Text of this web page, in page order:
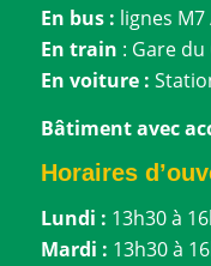
En bus : lignes M7
En train : Gare
En voiture :
Bâtiment avec
Horaires
Lundi : 13h30 à
Mardi : 13h30 à